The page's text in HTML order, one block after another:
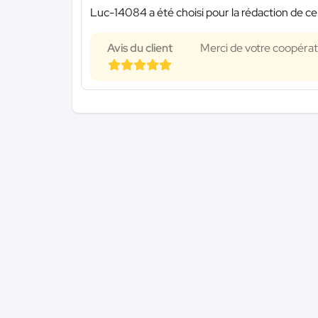
Luc-14084 a été choisi pour la rédaction de
Avis du client Merci de votre